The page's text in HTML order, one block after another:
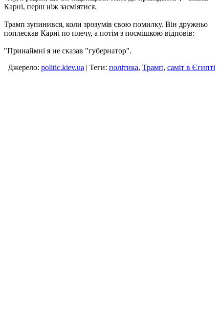
Карні, перш ніж засміятися.
Трамп зупинився, коли зрозумів свою помилку. Він дружньо
поплескав Карні по плечу, а потім з посмішкою відповів:
"Принаймні я не сказав "губернатор".
Джерело: politic.kiev.ua | Теги: політика, Трамп, саміт в Єгипті